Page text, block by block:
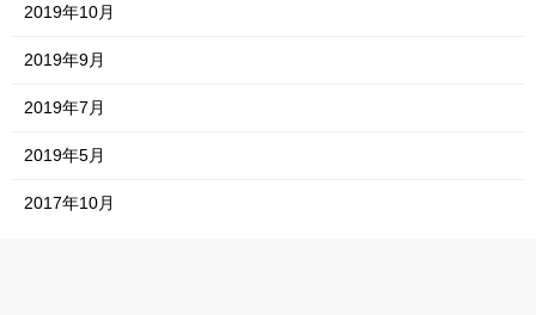
2019年10月
2019年9月
2019年7月
2019年5月
2017年10月